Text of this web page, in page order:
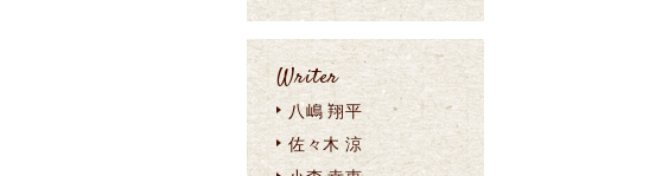
Writer
八嶋 翔平
佐々木 涼